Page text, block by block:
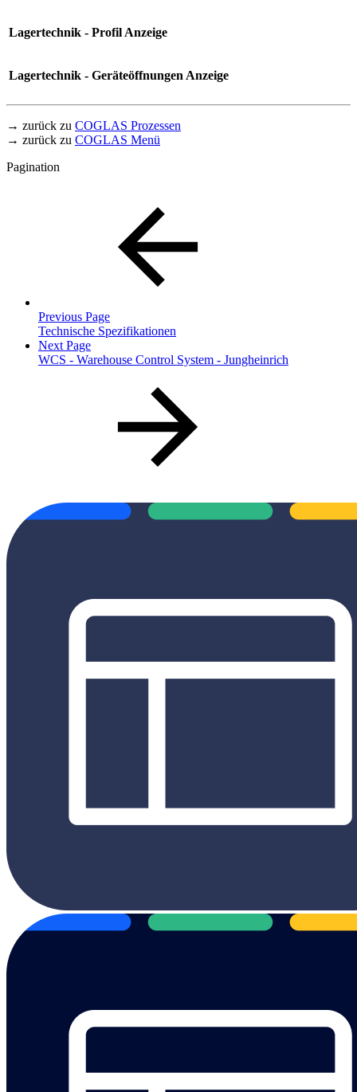
Lagertechnik - Profil Anzeige
Lagertechnik - Geräteöffnungen Anzeige
→ zurück zu COGLAS Prozessen
→ zurück zu COGLAS Menü
Pagination
Previous Page
Technische Spezifikationen
Next Page
WCS - Warehouse Control System - Jungheinrich